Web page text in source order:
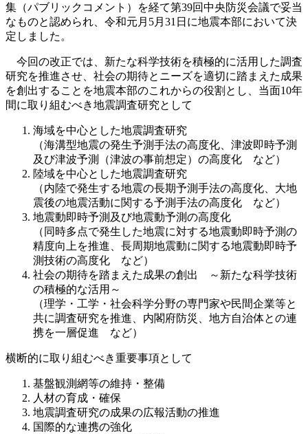
集（パブリックコメント）を経て第39回中央防災会議で妥当
なものと認められ、令和元月5月31日に地震本部において決
定しました。
今回の改正では、新たな科学技術を積極的に活用した調査
研究を推進させ、社会の期待とニーズを適切に踏まえた成果
を創出することを地震本部のこれからの役割とし、当面10年
間に取り組むべき地震調査研究として
海域を中心とした地震調査研究
（海溝型地震の発生予測手法の高度化、津波即時予測
及び津波予測（津波の事前想定）の高度化 など）
陸域を中心とした地震調査研究
（内陸で発生する地震の長期予測手法の高度化、大地
震後の地震活動に関する予測手法の高度化 など）
地震動即時予測及び地震動予測の高度化
（同時多点で発生した地震に対する地震動即時予測の
精度向上を推進、長周期地震動に関する地震動即時予
測技術の高度化 など）
社会の期待を踏まえた成果の創出 ～新たな科学技術
の積極的な活用～
（理学・工学・社会科学分野の専門家や民間企業等と
共に調査研究を推進、内閣府防災、地方自治体との連
携を一層促進 など）
横断的に取り組むべき重要事項として
基盤観測網等の維持・整備
人材の育成・確保
地震調査研究の成果の広報活動の推進
国際的な連携の強化